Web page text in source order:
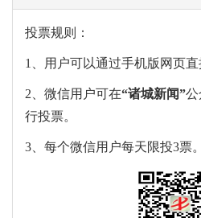
投票规则：
1、用户可以通过手机版网页直
2、微信用户可在“诸城新闻”公
行投票。
3、每个微信用户每天限投3票。